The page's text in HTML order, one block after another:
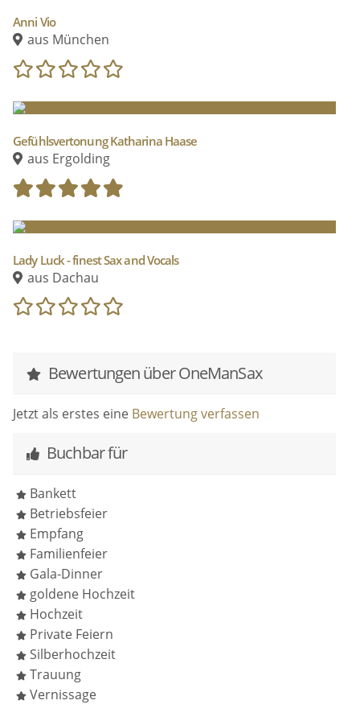
Anni Vio
aus München
Gefühlsvertonung Katharina Haase
aus Ergolding
Lady Luck - finest Sax and Vocals
aus Dachau
Bewertungen über OneManSax
Jetzt als erstes eine Bewertung verfassen
Buchbar für
Bankett
Betriebsfeier
Empfang
Familienfeier
Gala-Dinner
goldene Hochzeit
Hochzeit
Private Feiern
Silberhochzeit
Trauung
Vernissage